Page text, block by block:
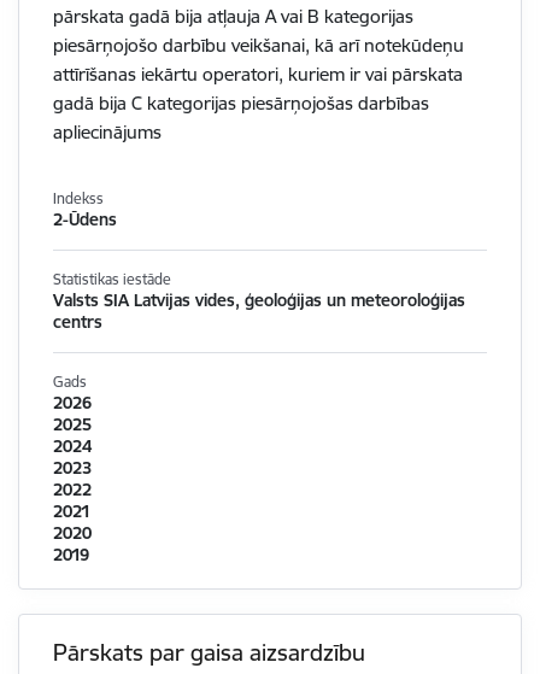
pārskata gadā bija atļauja A vai B kategorijas
piesārņojošo darbību veikšanai, kā arī notekūdeņu
attīrīšanas iekārtu operatori, kuriem ir vai pārskata
gadā bija C kategorijas piesārņojošas darbības
apliecinājums
Indekss
2-Ūdens
Statistikas iestāde
Valsts SIA Latvijas vides, ģeoloģijas un meteoroloģijas
centrs
Gads
2026
2025
2024
2023
2022
2021
2020
2019
Pārskats par gaisa aizsardzību